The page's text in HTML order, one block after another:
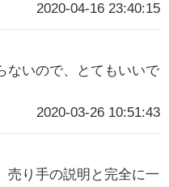
2020-04-16 23:40:15
ないので、とてもいいで
2020-03-26 10:51:43
売り手の説明と完全に一